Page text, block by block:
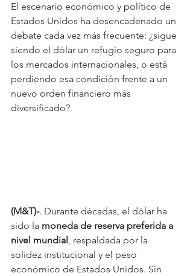
El escenario económico y político de
Estados Unidos ha desencadenado un
debate cada vez más frecuente: ¿sigue
siendo el dólar un refugio seguro para
los mercados internacionales, o está
perdiendo esa condición frente a un
nuevo orden financiero más
diversificado?
(M&T)-. Durante décadas, el dólar ha
sido la moneda de reserva preferida a
nivel mundial , respaldada por la
solidez institucional y el peso
económico de Estados Unidos. Sin